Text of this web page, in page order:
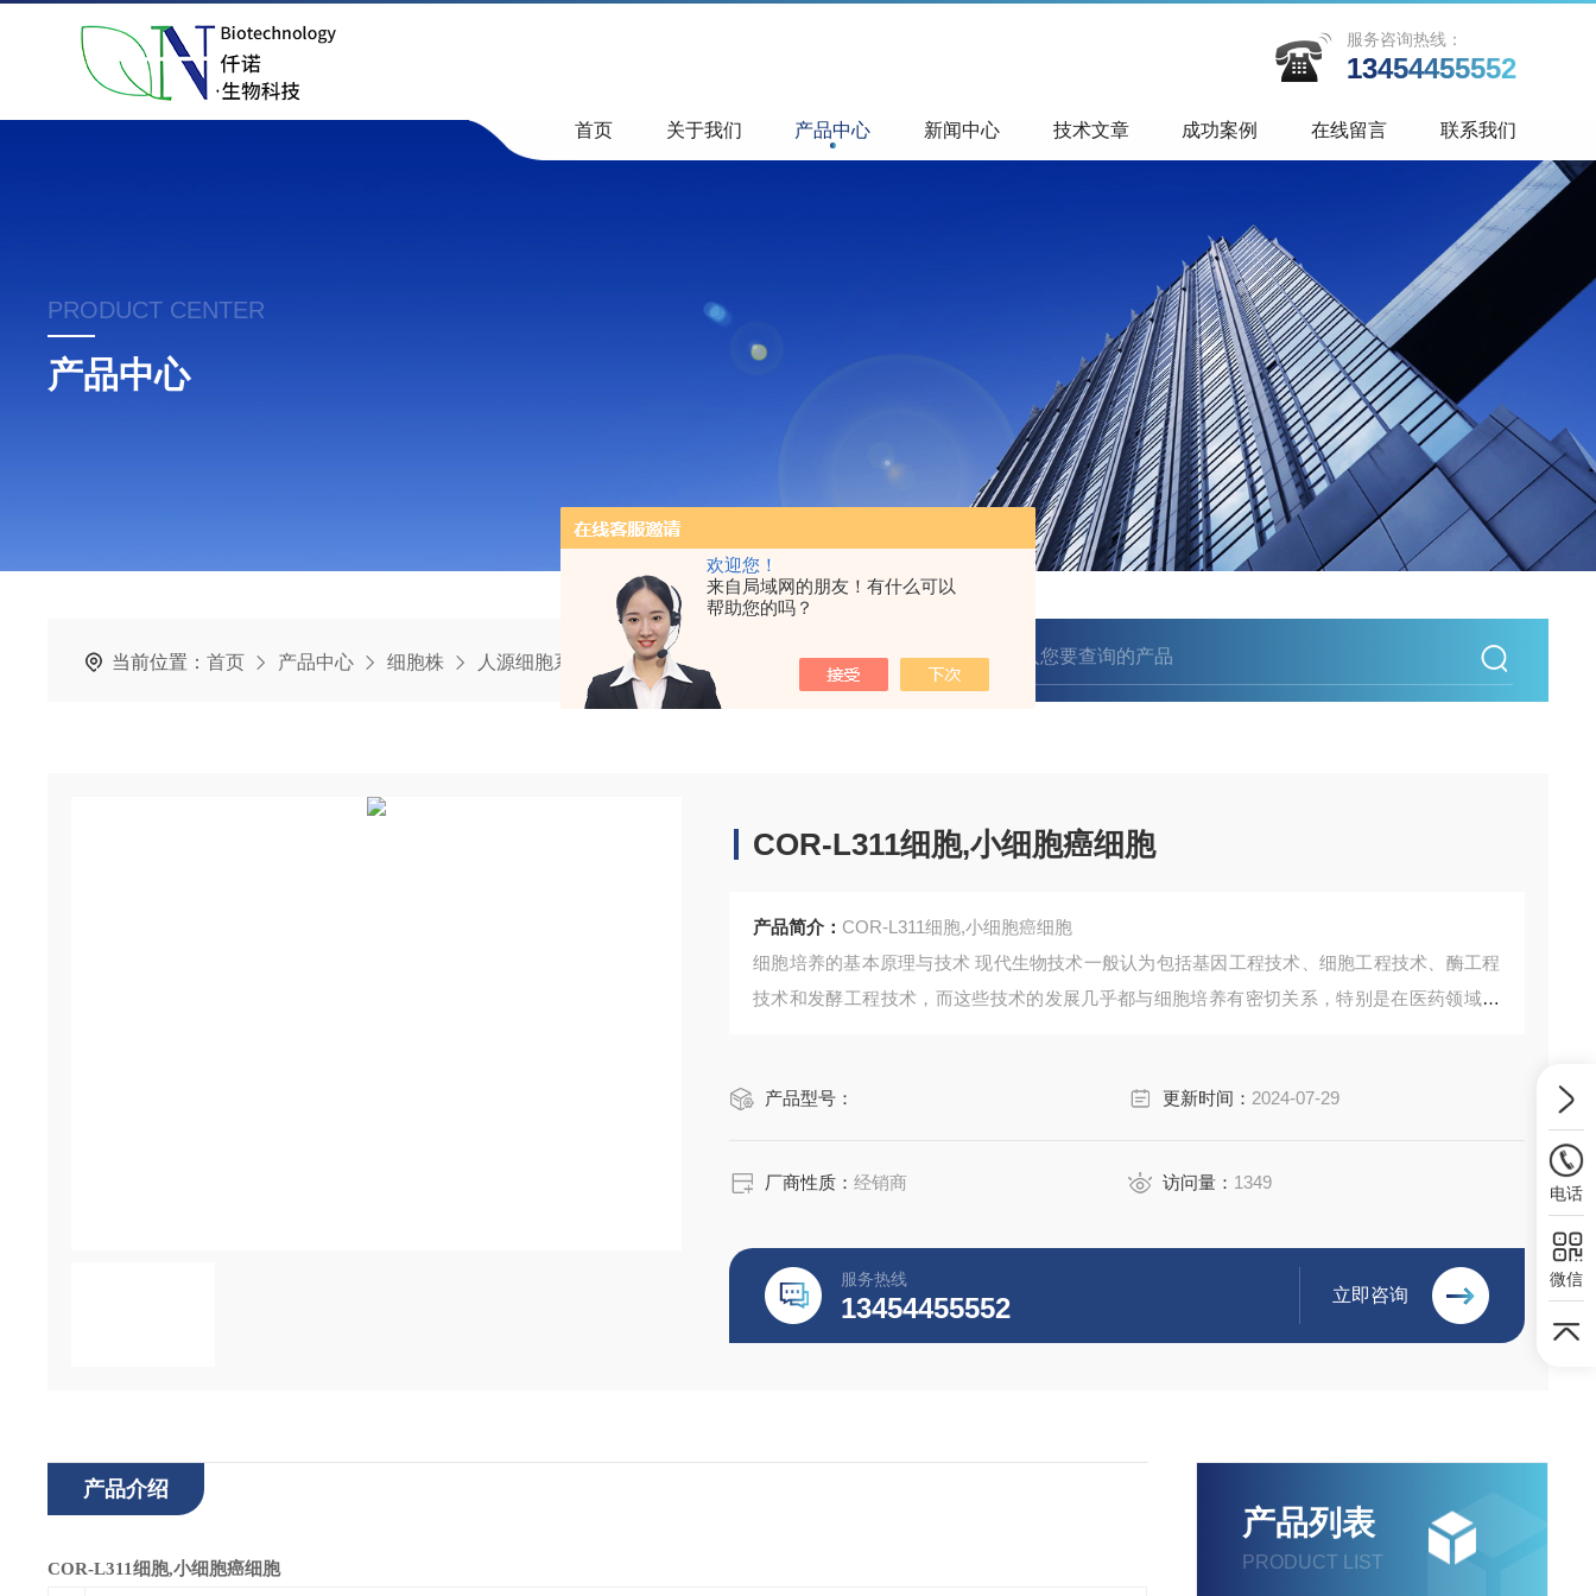
欢迎您！
来自局域网的朋友！有什么可以
帮助您的吗？
服务咨询热线：
13454455552
首页 关于我们 产品中心 新闻中心 技术文章 成功案例 在线留言 联系我们
PRODUCT CENTER
产品中心
当前位置： 首页 产品中心 细胞株 人源细胞系 COR-L311细胞,小细胞癌细胞
COR-L311细胞,小细胞癌细胞
产品简介： COR-L311细胞,小细胞癌细胞
细胞培养的基本原理与技术 现代生物技术一般认为包括基因工程技术、细胞工程技术、酶工程
技术和发酵工程技术，而这些技术的发展几乎都与细胞培养有密切关系，特别是在医药领域的
产品型号： 更新时间： 2024-07-29
厂商性质：经销商 访问量： 1349
服务热线
13454455552 立即咨询
产品列表
PRODUCT LIST
产品介绍
COR-L311细胞,小细胞癌细胞
电话
微信